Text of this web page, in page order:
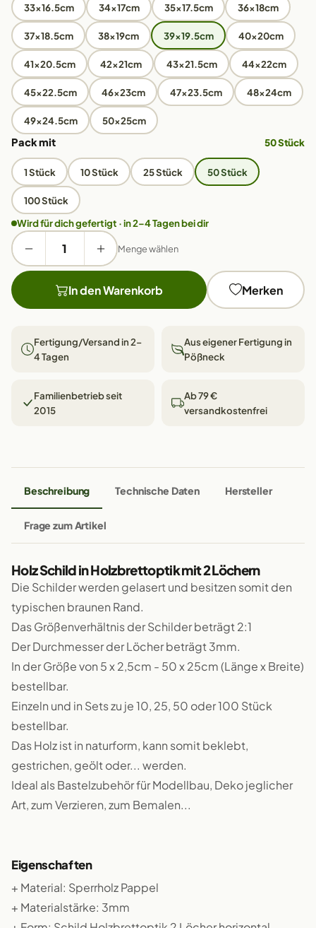
33x16.5cm 34x17cm 35x17.5cm 36x18cm
37x18.5cm 38x19cm 39x19.5cm 40x20cm
41x20.5cm 42x21cm 43x21.5cm 44x22cm
45x22.5cm 46x23cm 47x23.5cm 48x24cm
49x24.5cm 50x25cm
Pack mit 50 Stück
1 Stück 10 Stück 25 Stück 50 Stück
100 Stück
Wird für dich gefertigt · in 2–4 Tagen bei dir
Menge wählen
In den Warenkorb Merken
Fertigung/Versand in 2–
4 Tagen
Aus eigener Fertigung in
Pößneck
Familienbetrieb seit
2015
Ab 79 €
versandkostenfrei
Beschreibung Technische Daten Hersteller
Frage zum Artikel
Holz Schild in Holzbrettoptik mit 2 Löchern
Die Schilder werden gelasert und besitzen somit den
typischen braunen Rand.
Das Größenverhältnis der Schilder beträgt 2:1
Der Durchmesser der Löcher beträgt 3mm.
In der Größe von 5 x 2,5cm - 50 x 25cm (Länge x Breite)
bestellbar.
Einzeln und in Sets zu je 10, 25, 50 oder 100 Stück
bestellbar.
Das Holz ist in naturform, kann somit beklebt,
gestrichen, geölt oder... werden.
Ideal als Bastelzubehör für Modellbau, Deko jeglicher
Art, zum Verzieren, zum Bemalen...
Eigenschaften
+ Material: Sperrholz Pappel
+ Materialstärke: 3mm